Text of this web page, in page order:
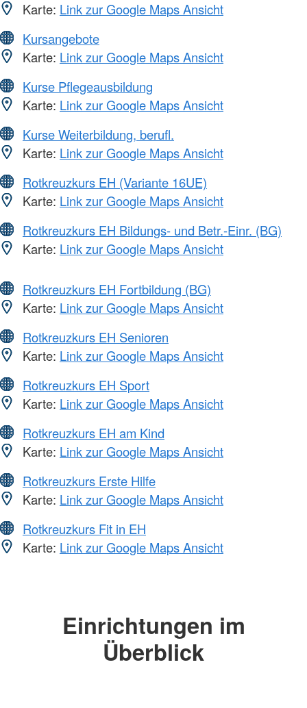
Karte: Link zur Google Maps Ansicht
Kursangebote
Karte: Link zur Google Maps Ansicht
Kurse Pflegeausbildung
Karte: Link zur Google Maps Ansicht
Kurse Weiterbildung, berufl.
Karte: Link zur Google Maps Ansicht
Rotkreuzkurs EH (Variante 16UE)
Karte: Link zur Google Maps Ansicht
Rotkreuzkurs EH Bildungs- und Betr.-Einr. (BG)
Karte: Link zur Google Maps Ansicht
Rotkreuzkurs EH Fortbildung (BG)
Karte: Link zur Google Maps Ansicht
Rotkreuzkurs EH Senioren
Karte: Link zur Google Maps Ansicht
Rotkreuzkurs EH Sport
Karte: Link zur Google Maps Ansicht
Rotkreuzkurs EH am Kind
Karte: Link zur Google Maps Ansicht
Rotkreuzkurs Erste Hilfe
Karte: Link zur Google Maps Ansicht
Rotkreuzkurs Fit in EH
Karte: Link zur Google Maps Ansicht
Einrichtungen im
Überblick